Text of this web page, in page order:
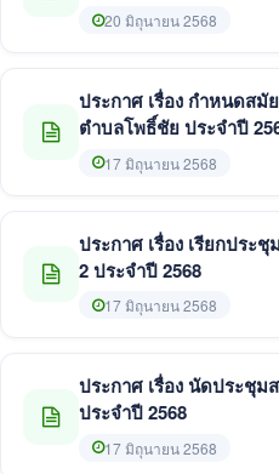
20 มิถุนายน 2568
ประกาศ เรื่อง กำหนดส
ตำบลโพธิ์ชัย ประจำปี
17 มิถุนายน 2568
ประกาศ เรื่อง เรียกปร
2 ประจำปี 2568
17 มิถุนายน 2568
ประกาศ เรื่อง นัดประชุ
ประจำปี 2568
17 มิถุนายน 2568